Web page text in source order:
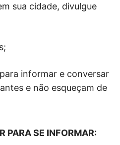
sua cidade, divulgue
informar e conversar
e não esqueçam de
PARA SE INFORMAR: